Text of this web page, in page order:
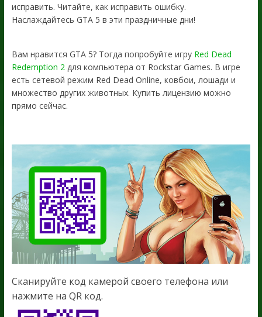
исправить. Читайте, как исправить ошибку.
Наслаждайтесь GTA 5 в эти праздничные дни!
Вам нравится GTA 5? Тогда попробуйте игру Red Dead
Redemption 2 для компьютера от Rockstar Games. В игре
есть сетевой режим Red Dead Online, ковбои, лошади и
множество других животных. Купить лицензию можно
прямо сейчас.
Сканируйте код камерой своего телефона или
нажмите на QR код.